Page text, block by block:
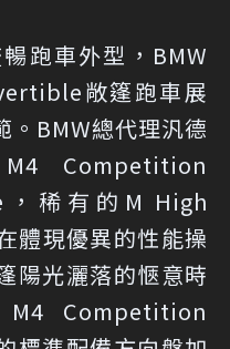
跑車外型，BMW
敞篷跑車展
。BMW總代理汎德
Competition
，稀有的M High
體現優異的性能操
陽光灑落的愜意時
Competition